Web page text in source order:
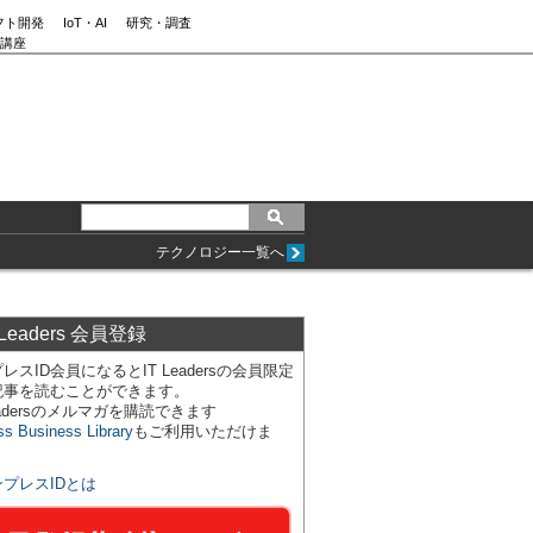
ト開発 IoT・AI
研究・調査
座
テクノロジー一覧へ
会員登録
スID会員になるとIT Leadersの会員限定
を読むことができます。
のメルマガを購読できます
Business Libraryもご利用いただけま
プレスIDとは